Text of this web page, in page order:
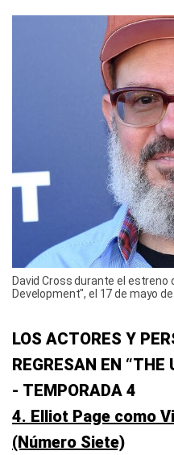
David Cross durante el estreno
Development", el 17 de mayo
LOS ACTORES Y
REGRESAN EN “THE
- TEMPORADA 4
4. Elliot Page como
(Número Siete)